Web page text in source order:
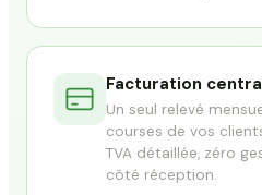
Facturation
Un seul relevé
courses de vos
TVA détaillée, zéro
côté réception.